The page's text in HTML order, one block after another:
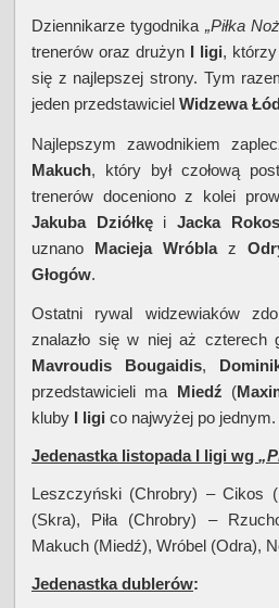
Dziennikarze tygodnika „Piłka
trenerów oraz drużyn I ligi,
się z najlepszej strony. Tym
jeden przedstawiciel Widzewa
Najlepszym zawodnikiem
Makuch, który był czołową
trenerów doceniono z kolei
Jakuba Dziółkę iJacka
uznano Macieja Wróblaz
Głogów.
Ostatni rywal widzewiaków
znalazło się w niej aż czterech
Mavroudis Bougaidis,
przedstawicieli ma Miedź (
kluby I ligi co najwyżej po
Jedenastka listopada I ligi wg
Leszczyński (Chrobry) – Cikos
(Skra), Piła (Chrobry) –
Makuch (Miedź), Wróbel (Odra),
Jedenastka dublerów: